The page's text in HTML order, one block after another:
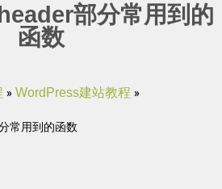
部分常用到的
函数
» WordPress建站教程 »
常用到的函数